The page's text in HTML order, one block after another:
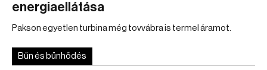
energiaellátása
Pakson egyetlen turbina még tovvábra is termel áramot.
Bűn és bűnhődés